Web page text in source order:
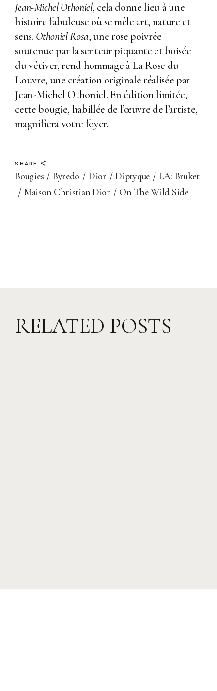
Jean-Michel Othoniel, cela donne lieu à une
histoire fabuleuse où se mêle art, nature et
sens. Othoniel Rosa, une rose poivrée
soutenue par la senteur piquante et boisée
du vétiver, rend hommage à La Rose du
Louvre, une création originale réalisée par
Jean-Michel Othoniel. En édition limitée,
cette bougie, habillée de l’œuvre de l’artiste,
magnifiera votre foyer.
SHARE
Bougies Byredo Dior Diptyque
LA: Bruket
Maison Christian Dior
On The Wild Side
RELATED POSTS